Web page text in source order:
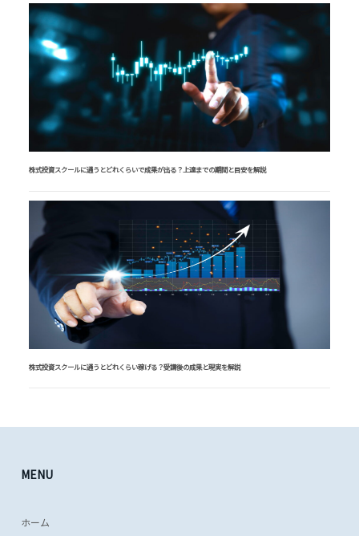
株式投資スクールに通うとどれくらいで成果が出る？上達までの期間と目安を解説
株式投資スクールに通うとどれくらい稼げる？受講後の成果と現実を解説
MENU
ホーム